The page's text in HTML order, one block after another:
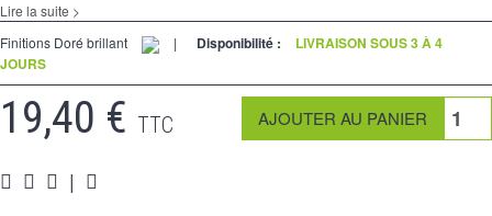
Pièces
Supports
Espace Pro
Lire la suite >
Finitions Doré brillant
| Disponibilité :
LIVRAISON SOUS 3 À 4
JOURS
19,40 € TTC
|